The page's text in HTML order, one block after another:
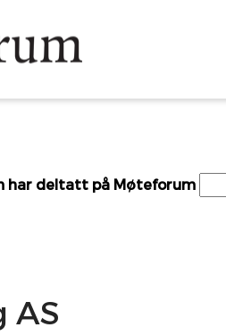
har deltatt på Møteforum
AS